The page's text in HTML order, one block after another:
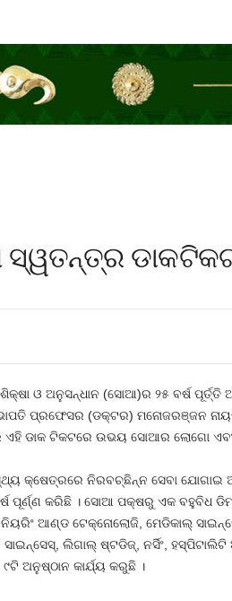
ସ୍ୱତନ୍ତ୍ର
ଓ ଅନୁସନ୍ଧାନ (ସୋଆ)ର ୨୫ ବର୍ଷ ପୂର୍ତ୍ତି
ପ୍ରଫେସର (ଡକ୍ଟର) ମନୋଜରଞ୍ଜନ
ଡାକ ଟିକଟରେ ଉଭୟ ସୋଆର ଲୋଗୋ ଏବଂ
କ୍ଷେତ୍ରରେ ନିରବଚ୍ଛିନ୍ନ ସେବା ଯୋଗାଇ
ପୂର୍ଣ୍ଣ କରିଛି । ସୋଆ ପକ୍ଷରୁ ଏକ ବହୁବିଧ
ଆଣ୍ଡ ଟେକ୍ନୋଲୋଜି, ମେଡିକାଲ୍
ସାଇନ୍‌ସେସ୍‌, ଲିଗାଲ୍ ଷ୍ଟଡିଜ୍‌, ନର୍ସିଂ,
ଅନୁଷ୍ଠାନ କାର୍ଯ୍ୟ କରୁଛି ।